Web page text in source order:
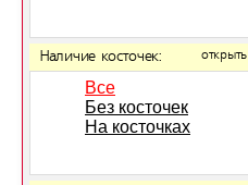
Наличие косточек: открыть
Все
Без косточек
На косточках